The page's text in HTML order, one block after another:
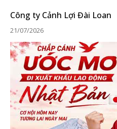
Công ty Cảnh Lợi Đài Loan
21/07/2026